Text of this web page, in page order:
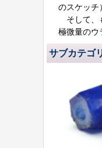
のスケッチ
そして、
極微量のウ
サブカテゴ